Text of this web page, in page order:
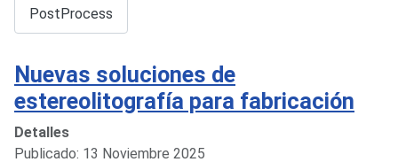
PostProcess
Nuevas soluciones de
estereolitografía para fabricación
Detalles
Publicado: 13 Noviembre 2025